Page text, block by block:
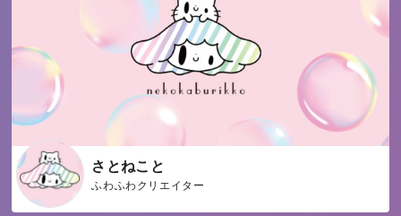
さとねこと
ふわふわクリエイター